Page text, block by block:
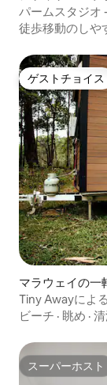
パームスタジオ
徒歩移動のしや
ゲストチョイス
ゲストチョイス
マラウェイの一
Tiny Awayによ
ビーチ · 眺め ·
スーパーホスト
スーパーホスト